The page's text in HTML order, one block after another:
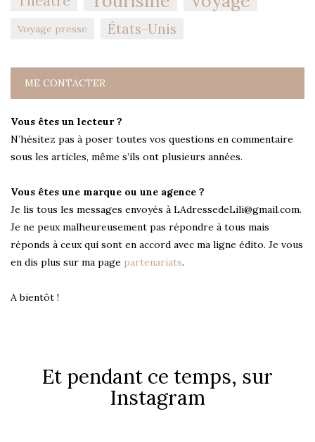
Voyage presse États-Unis
ME CONTACTER
Vous êtes un lecteur ?
N’hésitez pas à poser toutes vos questions en commentaire
sous les articles, même s’ils ont plusieurs années.
Vous êtes une marque ou une agence ?
Je lis tous les messages envoyés à LAdressedeLili@gmail.com.
Je ne peux malheureusement pas répondre à tous mais
réponds à ceux qui sont en accord avec ma ligne édito. Je vous
en dis plus sur ma page partenariats.
A bientôt !
Et pendant ce temps, sur
Instagram